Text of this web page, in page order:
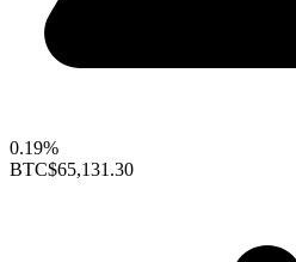
0.19%
BTC$65,131.30